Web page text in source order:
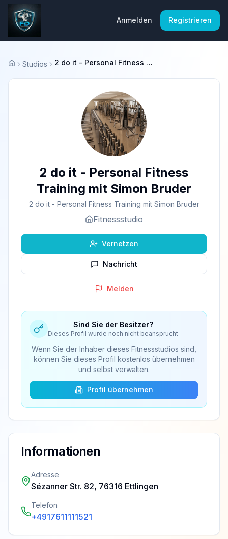
Anmelden Registrieren
Startseite
Studios 2 do it - Personal Fitness Training mit Simon Bruder
2 do it - Personal Fitness
Training mit Simon Bruder
2 do it - Personal Fitness Training mit Simon Bruder
Fitnessstudio
Vernetzen
Nachricht
Melden
Sind Sie der Besitzer?
Dieses Profil wurde noch nicht beansprucht
Wenn Sie der Inhaber dieses Fitnessstudios sind,
können Sie dieses Profil kostenlos übernehmen
und selbst verwalten.
Profil übernehmen
Informationen
Adresse
Sézanner Str. 82, 76316 Ettlingen
Telefon
+4917611111521